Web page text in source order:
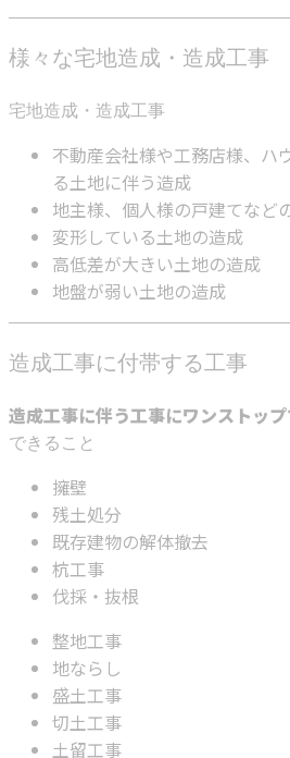
様々な宅地造成・造成工事
宅地造成・造成工事
不動産会社様や工務店様、ハ
る土地に伴う造成
地主様、個人様の戸建てなど
変形している土地の造成
高低差が大きい土地の造成
地盤が弱い土地の造成
造成工事に付帯する工事
造成工事に伴う工事にワンストップ
できること
擁壁
残土処分
既存建物の解体撤去
杭工事
伐採・抜根
整地工事
地ならし
盛土工事
切土工事
土留工事